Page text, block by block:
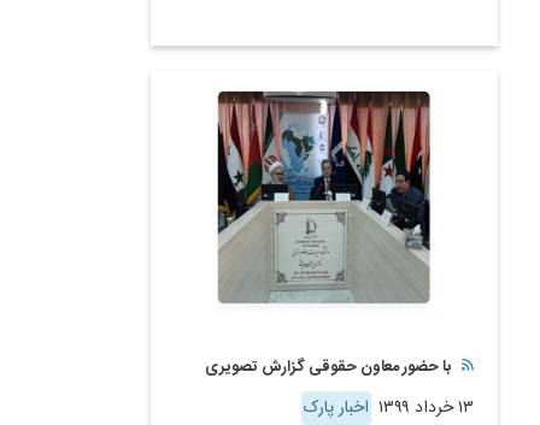
با حضور معاون حقوقی گزارش تصویری
۱۳ خرداد ۱۳۹۹ اخبار پارک